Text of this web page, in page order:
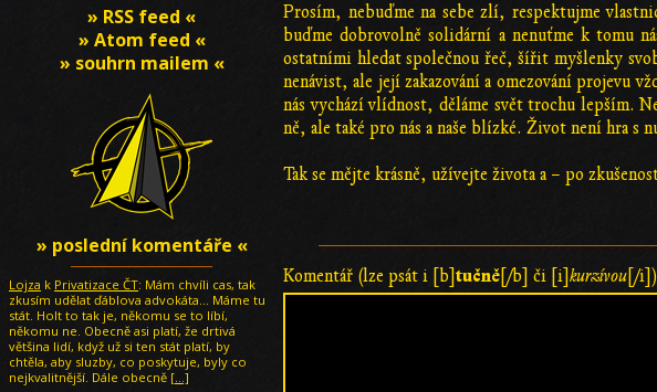
Prosím, nebuďme na sebe zlí, respektujme
buďme dobrovolně solidární a nenuťme k tomu
ostatními hledat společnou řeč, šířit myšlenky
nenávist, ale její zakazování a omezování projevu
nás vychází vlídnost, děláme svět trochu lepším.
ně, ale také pro nás a naše blízké. Život není hra s
Tak se mějte krásně, užívejte života a – po
Komentář (lze psát i [b] tučně [/b] či [i] kurzívou [/
» RSS feed «
» Atom feed «
» souhrn mailem «
» poslední komentáře «
Lojza k Privatizace ČT: Mám chvíli cas, tak
zkusím udělat ďáblova advokáta... Máme tu
stát. Holt to tak je, někomu se to líbí,
někomu ne. Obecně asi platí, že drtivá
většina lidí, když už si ten stát platí, by
chtěla, aby sluzby, co poskytuje, byly co
nejkvalitnější. Dále obecně […]